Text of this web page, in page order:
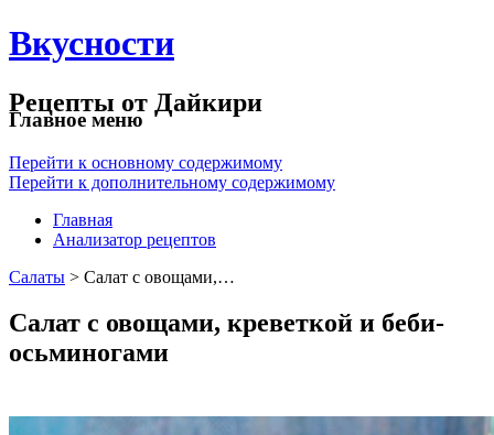
Вкусности
Рецепты от Дайкири
Главное меню
Перейти к основному содержимому
Перейти к дополнительному содержимому
Главная
Анализатор рецептов
Салаты > Салат с овощами,…
Салат с овощами, креветкой и беби-
осьминогами